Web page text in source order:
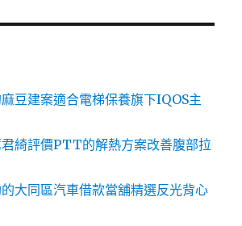
豆建案適合電梯保養旗下IQOS主
綺評價PTT的解熱方案改善腹部拉
大同區汽車借款當舖精選反光背心